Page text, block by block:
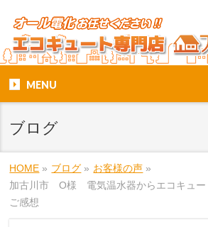
MENU
ブログ
HOME » ブログ » お客様の声 »
加古川市 O様 電気温水器からエコキュー
ご感想